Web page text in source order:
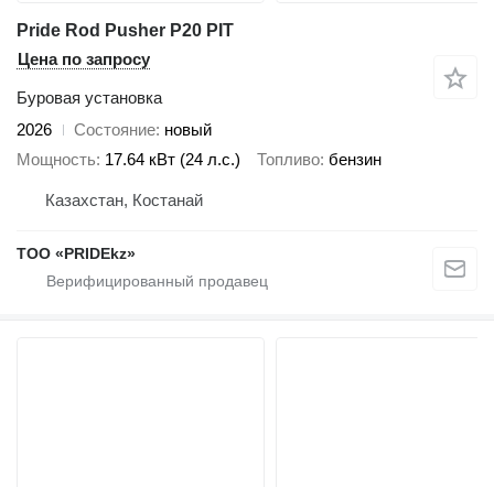
Pride Rod Pusher P20 PIT
Цена по запросу
Буровая установка
2026
Состояние новый
Мощность 17.64 кВт (24 л.с.) Топливо бензин
Казахстан, Костанай
ТОО «PRIDEkz»